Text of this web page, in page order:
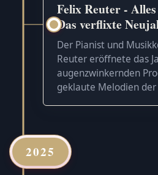
Felix Reuter -
Das verflixte
Der Pianist und
Reuter eröffnete das
augenzwinkernden
geklaute Melodien
2025